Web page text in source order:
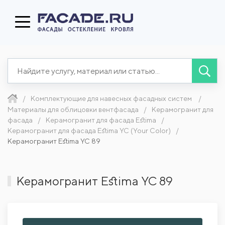
Комплектующие для навесных фасадных систем
Материалы для облицовки вентфасада
Керамогранит для
фасада
Керамогранит для фасада Estima
Керамогранит для фасада Estima YC (Your Color)
Керамогранит Estima YC 89
Керамогранит Estima YC 89